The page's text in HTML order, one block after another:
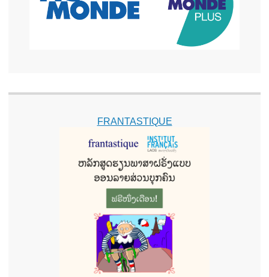
FRANTASTIQUE